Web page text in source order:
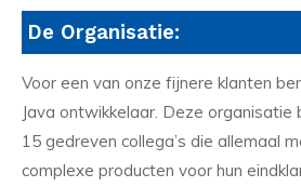
De Organisatie:
Voor een van onze fijnere klanten
Java ontwikkelaar. Deze
15 gedreven collega’s die allemaal
complexe producten voor hun